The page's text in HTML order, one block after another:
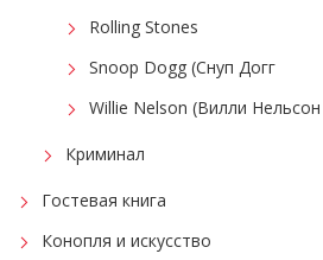
Rolling Stones
Snoop Dogg (Снуп Догг
Willie Nelson (Вилли Нельсон
Криминал
Гостевая книга
Конопля и искусство